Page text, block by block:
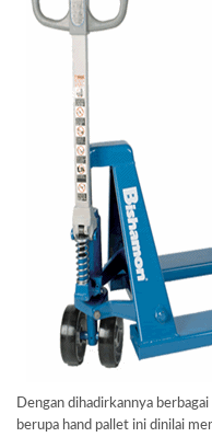
Dengan dihadirkannya
berupa hand pallet ini dinilai